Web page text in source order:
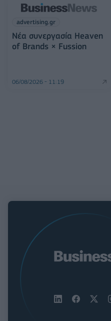
advertising.gr
Νέα συνεργασία Heaven
of Brands × Fussion
06/08/2026 - 11:19